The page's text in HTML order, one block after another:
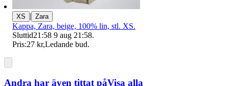
XS | Zara
Kappa, Zara, beige, 100% lin, stl. XS.
Sluttid21:58 9 aug 21:58.
Pris:27 kr,Ledande bud.
Andra har även tittat påVisa alla